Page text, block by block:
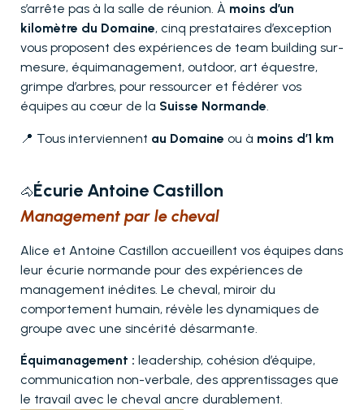
s’arrête pas à la salle de réunion. À moins d’un
kilomètre du Domaine, cinq prestataires d’exception
vous proposent des expériences de team building sur-
mesure, équimanagement, outdoor, art équestre,
grimpe d’arbres, pour ressourcer et fédérer vos
équipes au cœur de la Suisse Normande.
📍 Tous interviennent au Domaine ou à moins d’1 km
🐴Écurie Antoine Castillon
Management par le cheval
Alice et Antoine Castillon accueillent vos équipes dans
leur écurie normande pour des expériences de
management inédites. Le cheval, miroir du
comportement humain, révèle les dynamiques de
groupe avec une sincérité désarmante.
Équimanagement : leadership, cohésion d’équipe,
communication non-verbale, des apprentissages que
le travail avec le cheval ancre durablement.